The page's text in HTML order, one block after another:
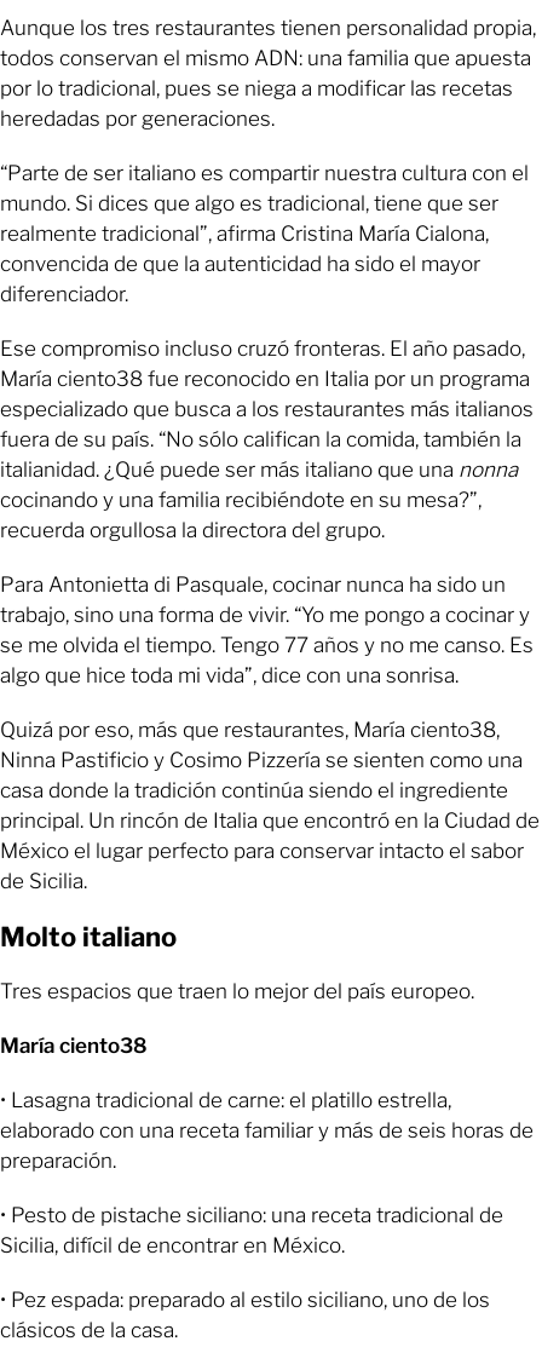
Aunque los tres restaurantes tienen personalidad propia,
todos conservan el mismo ADN: una familia que apuesta
por lo tradicional, pues se niega a modificar las recetas
heredadas por generaciones.
“Parte de ser italiano es compartir nuestra cultura con el
mundo. Si dices que algo es tradicional, tiene que ser
realmente tradicional”, afirma Cristina María Cialona,
convencida de que la autenticidad ha sido el mayor
diferenciador.
Ese compromiso incluso cruzó fronteras. El año pasado,
María ciento38 fue reconocido en Italia por un programa
especializado que busca a los restaurantes más italianos
fuera de su país. “No sólo califican la comida, también la
italianidad. ¿Qué puede ser más italiano que una nonna
cocinando y una familia recibiéndote en su mesa?”,
recuerda orgullosa la directora del grupo.
Para Antonietta di Pasquale, cocinar nunca ha sido un
trabajo, sino una forma de vivir. “Yo me pongo a cocinar y
se me olvida el tiempo. Tengo 77 años y no me canso. Es
algo que hice toda mi vida”, dice con una sonrisa.
Quizá por eso, más que restaurantes, María ciento38,
Ninna Pastificio y Cosimo Pizzería se sienten como una
casa donde la tradición continúa siendo el ingrediente
principal. Un rincón de Italia que encontró en la Ciudad de
México el lugar perfecto para conservar intacto el sabor
de Sicilia.
Molto italiano
Tres espacios que traen lo mejor del país europeo.
María ciento38
• Lasagna tradicional de carne: el platillo estrella,
elaborado con una receta familiar y más de seis horas de
preparación.
• Pesto de pistache siciliano: una receta tradicional de
Sicilia, difícil de encontrar en México.
• Pez espada: preparado al estilo siciliano, uno de los
clásicos de la casa.